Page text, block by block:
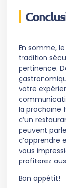
En somme, le
tradition
pertinence.
votre
la prochaine
d’un
peuvent
d’apprendre
vous
profiterez
Bon appétit!